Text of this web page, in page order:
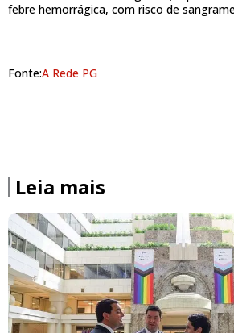
febre hemorrágica, com risco de
Fonte:A Rede PG
Leia mais